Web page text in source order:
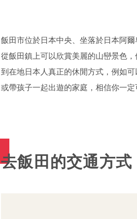
飯田市位於日本中央、坐落於日本阿
從飯田鎮上可以欣賞美麗的山巒景色
到在地日本人真正的休閒方式，例如
或帶孩子一起出遊的家庭，相信你一
去飯田的交通方式